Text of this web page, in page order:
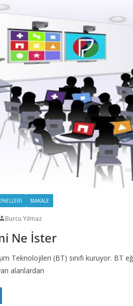
MAKALE
Burcu Yılmaz
Ne İster
Teknolojileri (BT) sınıfı kuruyor. BT
alanlardan